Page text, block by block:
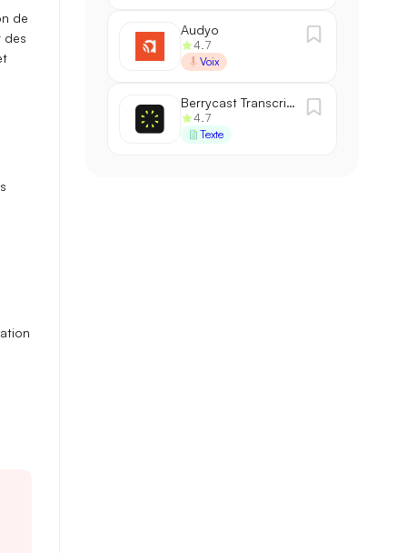
de
des
Audyo
4.7
Voix
Berrycast Transcripts
4.7
Texte